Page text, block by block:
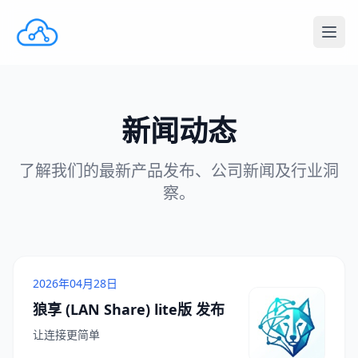
新闻动态
了解我们的最新产品发布、公司新闻及行业洞
察。
2026年04月28日
狼享 (LAN Share) lite版 发布
让连接更简单